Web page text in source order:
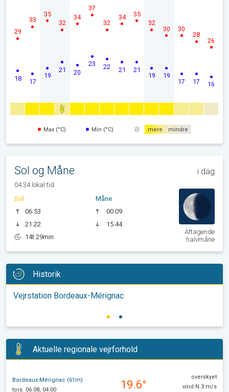
18
29
17
33
19
35
21
32
20
34
23
37
22
32
21
34
21
35
19
32
19
30
17
30
17
28
16
26
Max (°C) Min (°C) mere mindre
Sol og Måne i dag
04.34 lokal tid
Sol
06.53
21.22
14t 29min
Måne
00.09
15.44
Aftagende
halvmåne
Historik
Vejrstation Bordeaux-Mérignac
Aktuelle regionale vejrforhold
Bordeaux-Mérignac (61m)
tors. 06.08, 04.00
19.6°
overskyet
vind N 3 m/s